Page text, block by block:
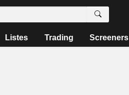
Listes Trading Screeners